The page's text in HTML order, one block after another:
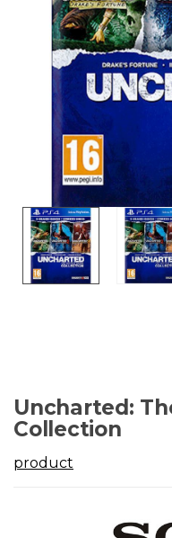
Uncharted:
Collection
product